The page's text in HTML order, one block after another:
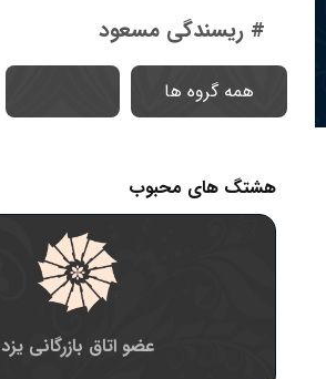
# ریسندگی مسعود
همه گروه ها
هشتگ های محبوب
عضو اتاق بازرگانی یزد